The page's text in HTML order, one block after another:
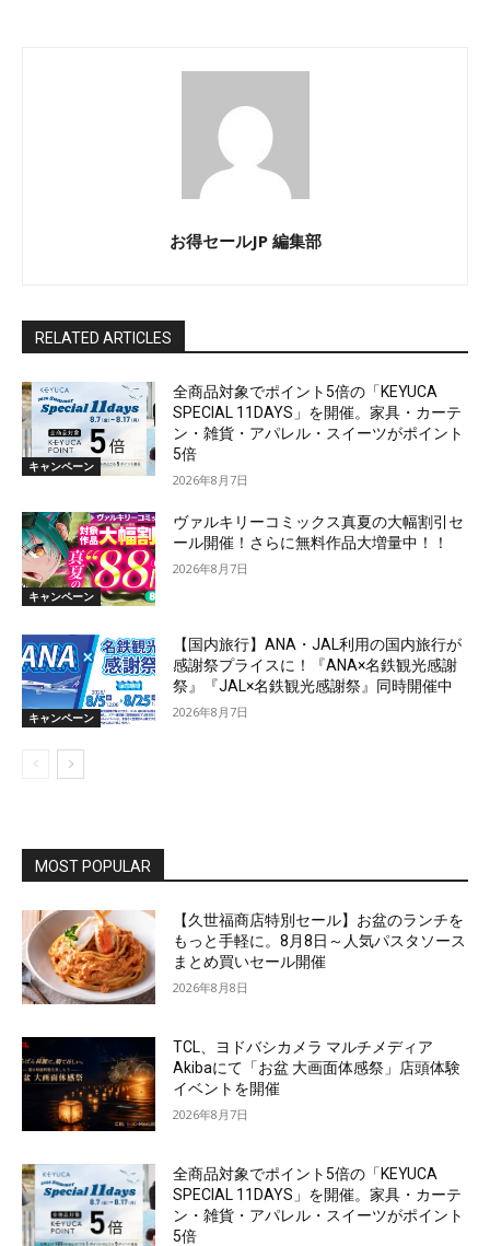
お得セールJP 編集部
RELATED ARTICLES
キャンペーン
全商品対象でポイント5倍の「KEYUCA
SPECIAL 11DAYS」を開催。家具・カーテ
ン・雑貨・アパレル・スイーツがポイント
5倍
2026年8月7日
キャンペーン
ヴァルキリーコミックス真夏の大幅割引セ
ール開催！さらに無料作品大増量中！！
2026年8月7日
キャンペーン
【国内旅行】ANA・JAL利用の国内旅行が
感謝祭プライスに！『ANA×名鉄観光感謝
祭』『JAL×名鉄観光感謝祭』同時開催中
2026年8月7日
MOST POPULAR
【久世福商店特別セール】お盆のランチを
もっと手軽に。8月8日～人気パスタソース
まとめ買いセール開催
2026年8月8日
TCL、ヨドバシカメラ マルチメディア
Akibaにて「お盆 大画面体感祭」店頭体験
イベントを開催
2026年8月7日
全商品対象でポイント5倍の「KEYUCA
SPECIAL 11DAYS」を開催。家具・カーテ
ン・雑貨・アパレル・スイーツがポイント
5倍